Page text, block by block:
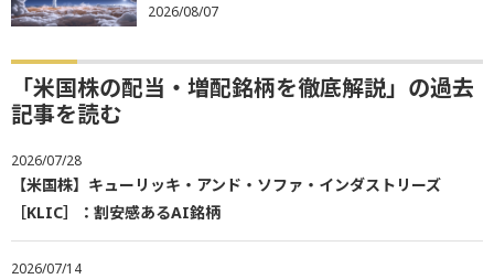
2026/08/07
「米国株の配当・増配銘柄を徹底解説」の過去
記事を読む
2026/07/28
【米国株】キューリッキ・アンド・ソファ・インダストリーズ
［KLIC］：割安感あるAI銘柄
2026/07/14